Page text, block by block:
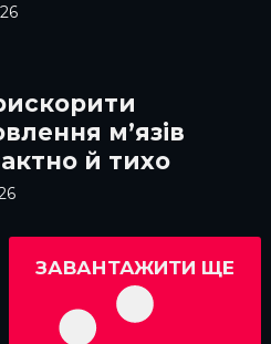
м’язів
й тихо
ЗАВАНТАЖИТИ ЩЕ